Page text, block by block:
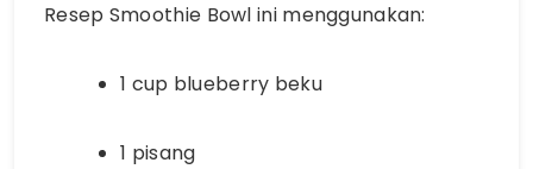
Resep Smoothie Bowl ini menggunakan:
1 cup blueberry beku
1 pisang